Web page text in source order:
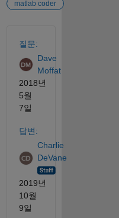
matlab coder
질문:
Dave
Moffat
2018년
5월
7일
답변:
Charlie
DeVane
2019년
10월
9일